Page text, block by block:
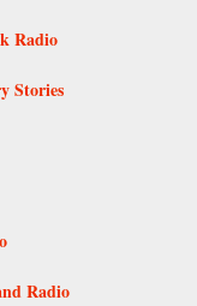
Radio
Stories
Radio